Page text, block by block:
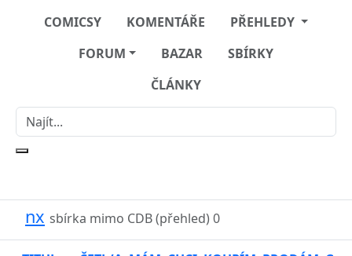
COMICSY KOMENTÁŘE
PŘEHLEDY
FORUM
BAZAR
SBÍRKY
ČLÁNKY
nx sbírka mimo CDB (přehled) 0